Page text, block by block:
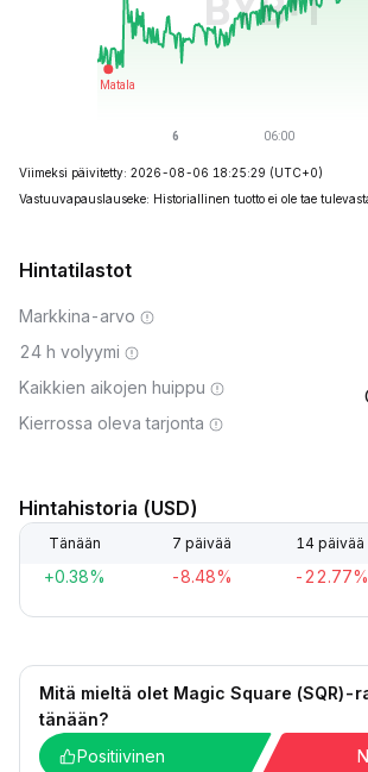
Viimeksi päivitetty: 2026-08-06 18:25:29 (UTC+0)
Vastuuvapauslauseke: Historiallinen tuotto ei ole tae
Hintatilastot
Markkina-arvo
24 h volyymi
Kaikkien aikojen huippu
Kierrossa oleva tarjonta
Hintahistoria (USD)
Tänään 7 päivää 14 päivää
+0.38% -8.48% -22.77%
Mitä mieltä olet Magic Square (SQR)-
tänään?
Positiivinen